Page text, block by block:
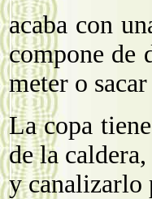
acaba con
compone de
meter o
La copa
de la
y canalizarlo